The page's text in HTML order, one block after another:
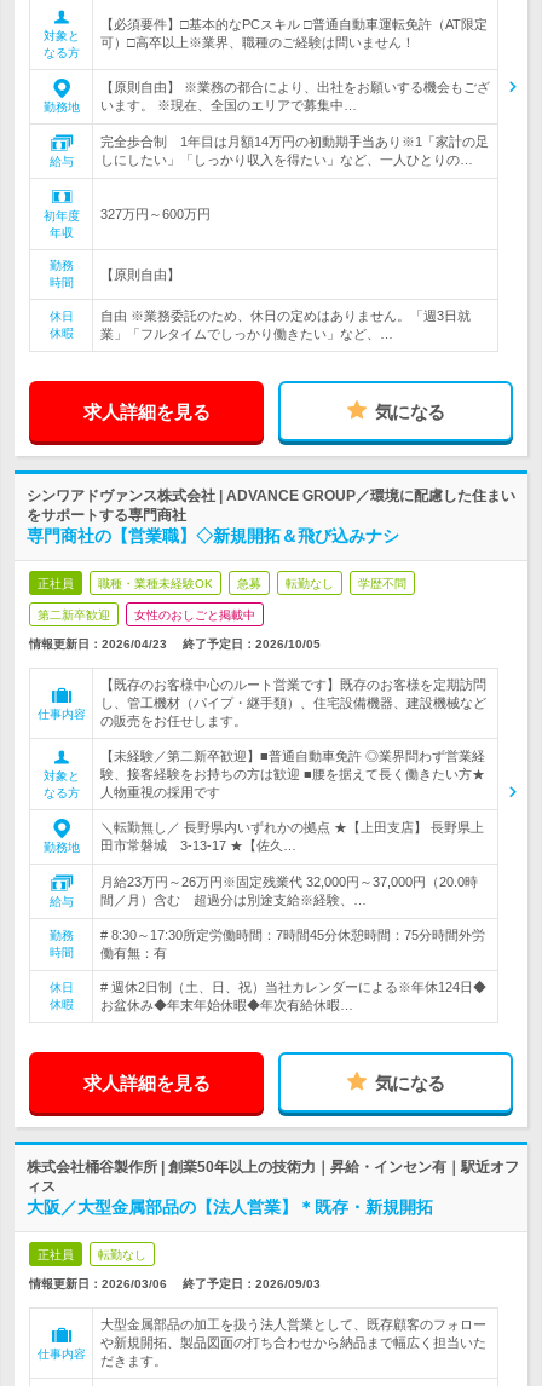
対象と
なる方
【必須要件】□基本的なPCスキル □普通自動車運転免許（AT限定
可）□高卒以上※業界、職種のご経験は問いません！
勤務地
【原則自由】 ※業務の都合により、出社をお願いする機会もござ
います。 ※現在、全国のエリアで募集中…
給与
完全歩合制 1年目は月額14万円の初動期手当あり※1「家計の足
しにしたい」「しっかり収入を得たい」など、一人ひとりの…
初年度
年収
327万円～600万円
勤務
時間
【原則自由】
休日
休暇
自由 ※業務委託のため、休日の定めはありません。「週3日就
業」「フルタイムでしっかり働きたい」など、…
求人詳細を見る 気になる
シンワアドヴァンス株式会社 | ADVANCE GROUP／環境に配慮した住まい
をサポートする専門商社
専門商社の【営業職】◇新規開拓＆飛び込みナシ
正社員 職種・業種未経験OK 急募 転勤なし 学歴不問
第二新卒歓迎 女性のおしごと掲載中
情報更新日：2026/04/23 終了予定日： 2026/10/05
仕事内容
【既存のお客様中心のルート営業です】既存のお客様を定期訪問
し、管工機材（パイプ・継手類）、住宅設備機器、建設機械など
の販売をお任せします。
対象と
なる方
【未経験／第二新卒歓迎】■普通自動車免許 ◎業界問わず営業経
験、接客経験をお持ちの方は歓迎 ■腰を据えて長く働きたい方★
人物重視の採用です
勤務地
＼転勤無し／ 長野県内いずれかの拠点 ★【上田支店】 長野県上
田市常磐城 3-13-17 ★【佐久…
給与
月給23万円～26万円※固定残業代 32,000円～37,000円（20.0時
間／月）含む 超過分は別途支給※経験、…
勤務
時間
# 8:30～17:30所定労働時間：7時間45分休憩時間：75分時間外労
働有無：有
休日
休暇
# 週休2日制（土、日、祝）当社カレンダーによる※年休124日◆
お盆休み◆年末年始休暇◆年次有給休暇…
求人詳細を見る 気になる
株式会社桶谷製作所 | 創業50年以上の技術力｜昇給・インセン有｜駅近オフ
ィス
大阪／大型金属部品の【法人営業】＊既存・新規開拓
正社員 転勤なし
情報更新日：2026/03/06 終了予定日： 2026/09/03
仕事内容
大型金属部品の加工を扱う法人営業として、既存顧客のフォロー
や新規開拓、製品図面の打ち合わせから納品まで幅広く担当いた
だきます。